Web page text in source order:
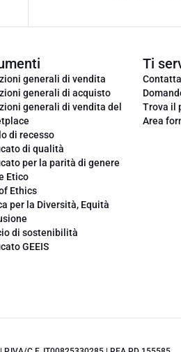
generali di vendita
generali di acquisto
generali di vendita del
di recesso
di qualità
per la parità di genere
Etico
Ethics
per la Diversità, Equità
di sostenibilità
GEEIS
Ti
Trova il
Area